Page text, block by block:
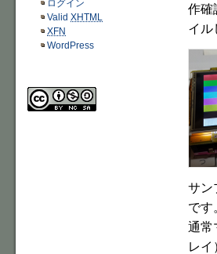
作確
イル
サン
です
通常
レ
ログイン
Valid XHTML
XFN
WordPress